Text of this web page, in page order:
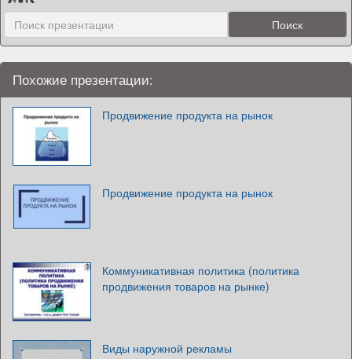
Похожие презентации:
Продвижение продукта на рынок
Продвижение продукта на рынок
Коммуникативная политика (политика
продвижения товаров на рынке)
Виды наружной рекламы